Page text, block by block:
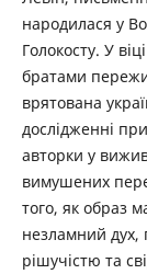
народилася у
Голокосту. У
братами
врятована
дослідженні
авторки у
вимушених
того, як образ
незламний дух,
рішучістю та